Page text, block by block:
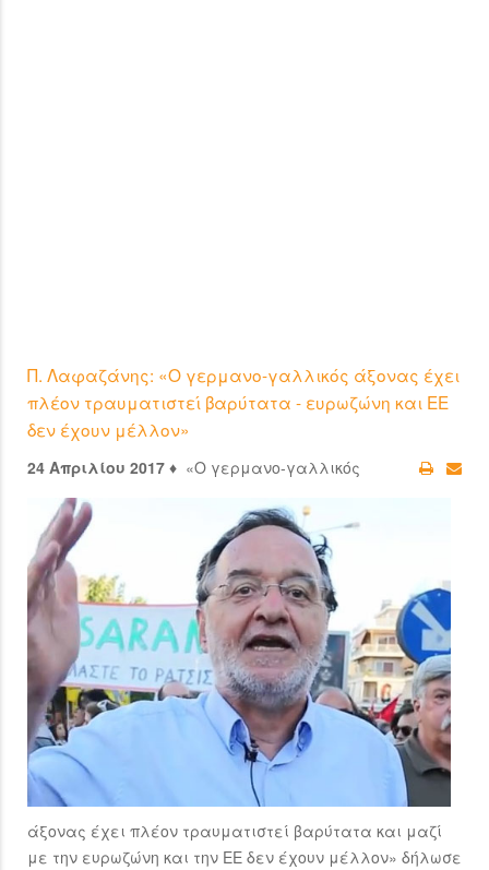
Π. Λαφαζάνης: «Ο γερμανο-γαλλικός άξονας έχει
πλέον τραυματιστεί βαρύτατα - ευρωζώνη και ΕΕ
δεν έχουν μέλλον»
24 Απριλίου 2017 ♦ «Ο γερμανο-γαλλικός
άξονας έχει πλέον τραυματιστεί βαρύτατα και μαζί
με την ευρωζώνη και την ΕΕ δεν έχουν μέλλον» δήλωσε